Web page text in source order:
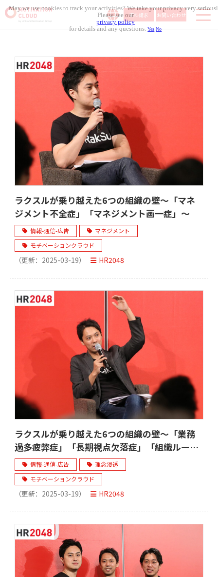
資料請求 お問い合わせ
導入事例
料金体系
無料セミナー
お役立ち資料
コラム記事
組織人事メディア
ラクスルが乗り越えた6つの組織の壁～「マネ
ジメント不全症」「マネジメント画一症」～
情報-通信-広告
マネジメント
モチベーションクラウド
（更新： 2025-03-19） HR2048
ラクスルが乗り越えた6つの組織の壁～「業務
過多疲弊症」「長期視点欠落症」「組織ルール
不足症」～
情報-通信-広告
理念浸透
モチベーションクラウド
（更新： 2025-03-19） HR2048
May we use cookies to track your activities? We take your privacy very
Please see our
privacy policy
for details and any questions.Yes No